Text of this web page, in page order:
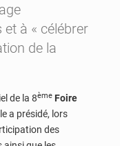
et à « célébrer
de la
de la 8ème Foire
a présidé, lors
des